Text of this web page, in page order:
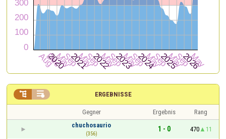
ERGEBNISSE
 
Gegner Ergebnis
Rang
chuchosaurio
(356)
1 - 0 470
11